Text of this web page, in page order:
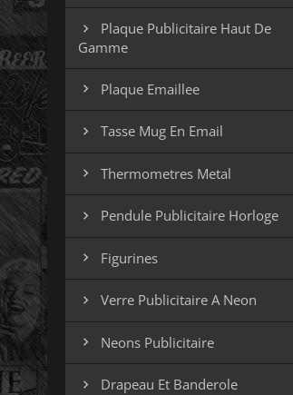

Plaque Publicitaire Haut De
Gamme
 Plaque Emaillee
 Tasse Mug En Email
 Thermometres Metal
 Pendule Publicitaire Horloge
 Figurines
 Verre Publicitaire A Neon
 Neons Publicitaire
 Drapeau Et Banderole